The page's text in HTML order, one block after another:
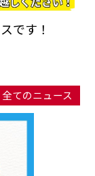
です！
全てのニュース